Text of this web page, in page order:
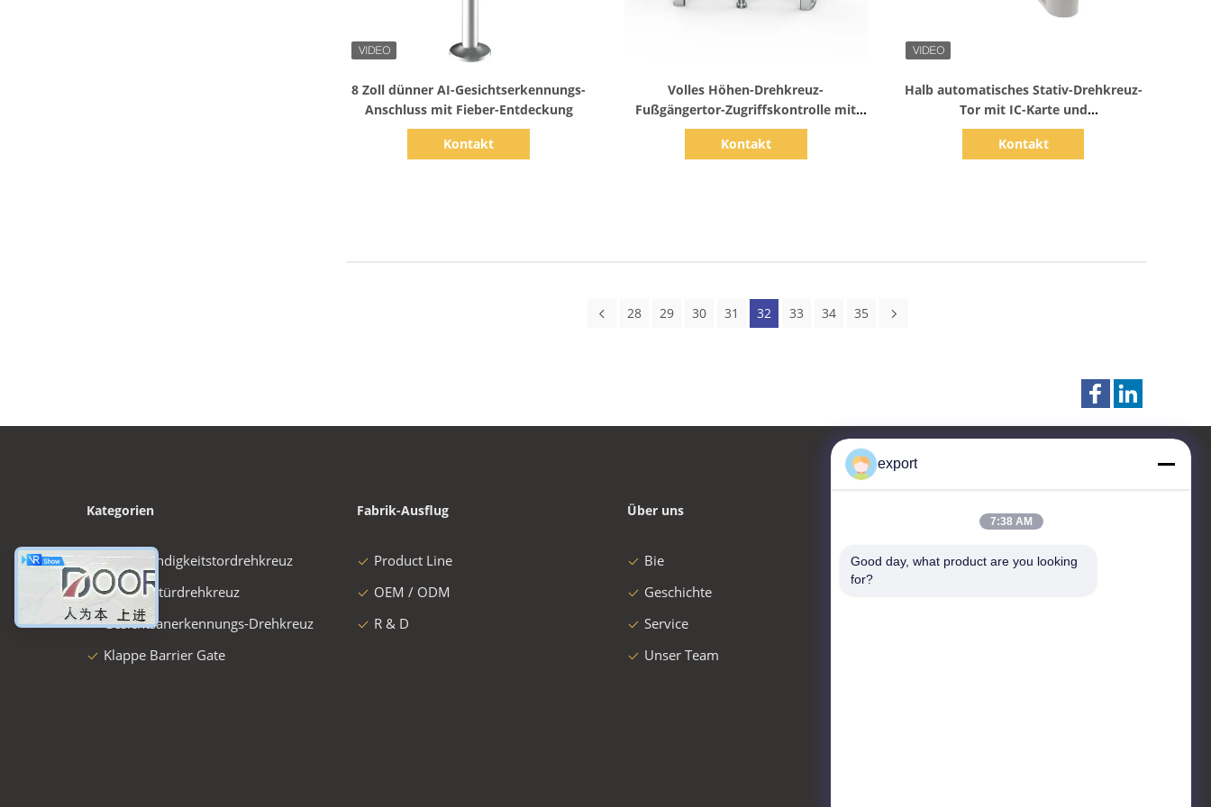
8 Zoll dünner AI-Gesichtserkennungs-
Anschluss mit Fieber-Entdeckung
Kontakt
Volles Höhen-Drehkreuz-
Fußgängertor-Zugriffskontrolle mit
Schlag-Karte/Gesicht Recogniton
Intellignent Eingang/Eixt
Kontakt
Halb automatisches Stativ-Drehkreuz-
Tor mit IC-Karte und
Gesichtsanerkennung Qr-Code-Wahl
Kontakt
28 29 30 31 32 33 34 35
Kategorien
Geschwindigkeitstordrehkreuz
Schwenktürdrehkreuz
Gesichtsanerkennungs-Drehkreuz
Klappe Barrier Gate
Fabrik-Ausflug
Product Line
OEM / ODM
R & D
Über uns
Bie
Geschichte
Service
Unser Team
Shenzhen Door Intelligent
Control Technology Co., Ltd
export
7:38 AM
Good day, what product are you looking
for?